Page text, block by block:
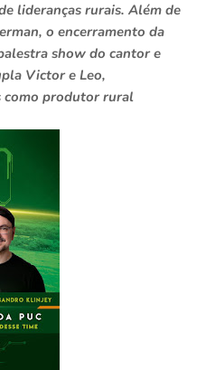
lideranças rurais. Além de
o encerramento da
show do cantor e
Victor e Leo,
como produtor rural